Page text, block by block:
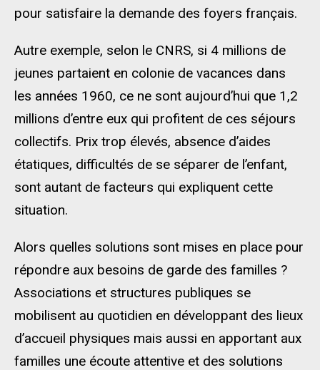
pour satisfaire la demande des foyers français.
Autre exemple, selon le CNRS, si 4 millions de
jeunes partaient en colonie de vacances dans
les années 1960, ce ne sont aujourd’hui que 1,2
millions d’entre eux qui profitent de ces séjours
collectifs. Prix trop élevés, absence d’aides
étatiques, difficultés de se séparer de l’enfant,
sont autant de facteurs qui expliquent cette
situation.
Alors quelles solutions sont mises en place pour
répondre aux besoins de garde des familles ?
Associations et structures publiques se
mobilisent au quotidien en développant des lieux
d’accueil physiques mais aussi en apportant aux
familles une écoute attentive et des solutions